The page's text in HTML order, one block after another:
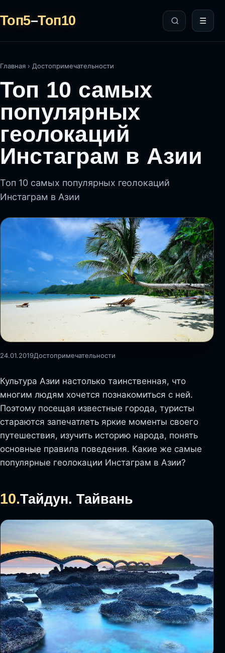
Топ5–Топ10 ☰
Главная › Достопримечательности
Топ 10 самых
популярных
геолокаций
Инстаграм в Азии
Топ 10 самых популярных геолокаций
Инстаграм в Азии
24.01.2019Достопримечательности
Культура Азии настолько таинственная, что
многим людям хочется познакомиться с ней.
Поэтому посещая известные города, туристы
стараются запечатлеть яркие моменты своего
путешествия, изучить историю народа, понять
основные правила поведения. Какие же самые
популярные геолокации Инстаграм в Азии?
10.Тайдун. Тайвань